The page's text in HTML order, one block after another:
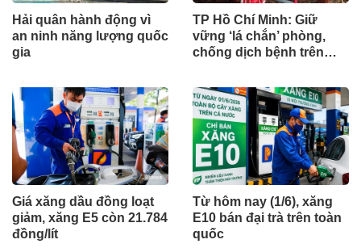
Hải quân hành động vì
an ninh năng lượng quốc
gia
TP Hồ Chí Minh: Giữ
vững ‘lá chắn’ phòng,
chống dịch bệnh trên
Giá xăng dầu đồng loạt
giảm, xăng E5 còn 21.784
đồng/lít
Từ hôm nay (1/6), xăng
E10 bán đại trà trên toàn
quốc